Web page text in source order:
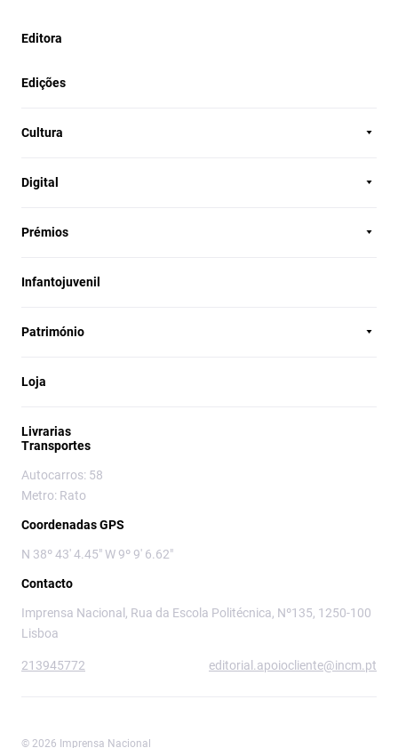
Editora
Edições
Cultura
Digital
Prémios
Infantojuvenil
Património
Loja
Livrarias
Transportes
Autocarros: 58
Metro: Rato
Coordenadas GPS
N 38º 43' 4.45" W 9º 9' 6.62"
Contacto
Imprensa Nacional, Rua da Escola Politécnica, Nº135, 1250-100
Lisboa
213945772 editorial.apoiocliente@incm.pt
© 2026 Imprensa Nacional